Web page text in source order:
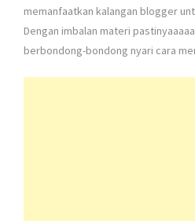
memanfaatkan kalangan blogger
Dengan imbalan materi
berbondong-bondong nyari cara